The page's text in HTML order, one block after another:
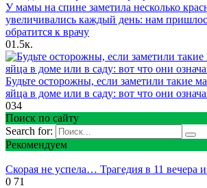
У мамы на спине заметила несколько
увеличивались каждый день: нам
обратится к врачу
01.5к.
Будьте осторожны, если заметили такие
яйца в доме или в саду: вот что они
034
Поиск по сайту
Search for:
Рекомендуем
Скорая не успела… Трагедия в 11 вечера
0 71